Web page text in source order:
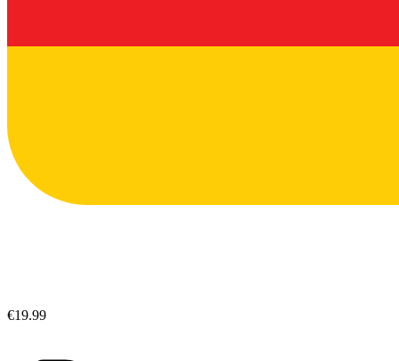
€19.99